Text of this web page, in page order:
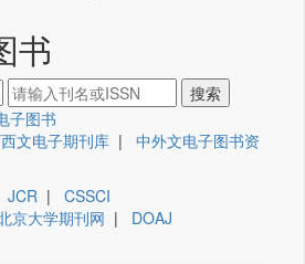
书
子图书
文电子期刊库 | 中外文电子图书资
JCR | CSSCI
京大学期刊网 | DOAJ